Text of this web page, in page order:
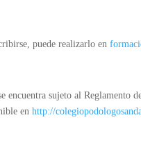
puede realizarlo en
encuentra sujeto al Reglamento
enhttp://